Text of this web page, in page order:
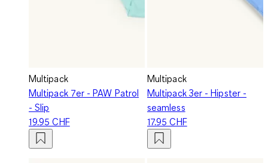
Multipack
Multipack 7er - PAW Patrol
- Slip
19.95 CHF
Multipack
Multipack 3er - Hipster -
seamless
17.95 CHF